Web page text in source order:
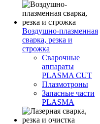
Воздушно-плазменная
сварка, резка и
строжка
Сварочные
аппараты
PLASMA CUT
Плазмотроны
Запасные части
PLASMA